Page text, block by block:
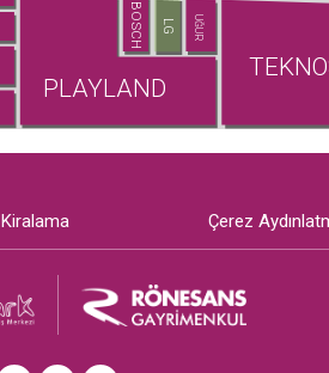
BOSCH LG
PLAYLAND
UĞUR
Kiralama Çerez